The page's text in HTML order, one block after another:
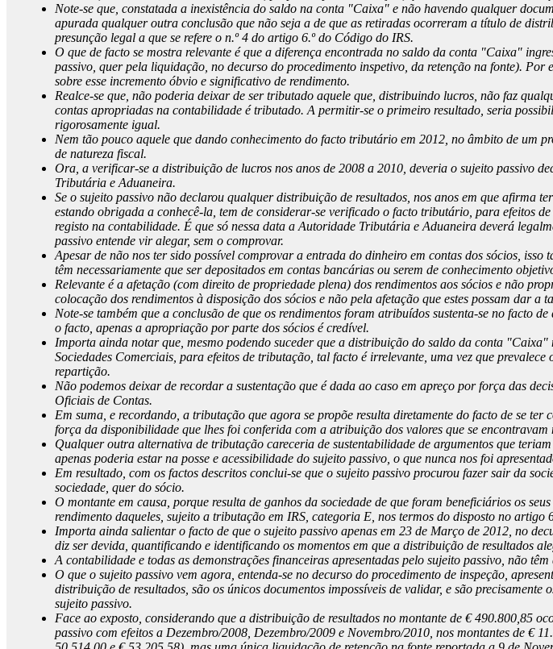
Note-se que, constatada a inexistência do saldo na conta "Caixa" e não havendo qualquer
apurada qualquer outra conclusão que não seja a de que as retiradas ocorreram a título de
presunção legal a que se refere o n.º 4 do artigo 6.º do Código do IRS.
O que de facto se mostra relevante é que a diferença encontrada no saldo da conta "Caixa"
passivo, quer pela liquidação, no decurso do procedimento inspetivo, da retenção na fonte).
sobre esse incremento óbvio e significativo de rendimento.
Realce-se que, não poderia deixar de ser tributado aquele que, distribuindo lucros, não faz
contas apropriadas na contabilidade é tributado. A permitir-se o primeiro resultado, seria
rigorosamente igual.
Nem tão pouco aquele que dando conhecimento do facto tributário em 2012, no âmbito de um
de natureza fiscal.
Ora, a verificar-se a distribuição de lucros nos anos de 2008 a 2010, deveria o sujeito passivo
Tributária e Aduaneira.
Se o sujeito passivo não declarou qualquer distribuição de resultados, nos anos em que afirma
estando obrigada a conhecê-la, tem de considerar-se verificado o facto tributário, para efeitos
registo na contabilidade. É que só nessa data a Autoridade Tributária e Aduaneira deverá
passivo entende vir alegar, sem o comprovar.
Apesar de não nos ter sido possível comprovar a entrada do dinheiro em contas dos sócios,
têm necessariamente que ser depositados em contas bancárias ou serem de conhecimento
Relevante é a afetação (com direito de propriedade plena) dos rendimentos aos sócios e não
colocação dos rendimentos à disposição dos sócios e não pela afetação que estes possam dar a
Note-se também que a conclusão de que os rendimentos foram atribuídos sustenta-se no
o facto, apenas a apropriação por parte dos sócios é credível.
Importa ainda notar que, mesmo podendo suceder que a distribuição do saldo da conta
Sociedades Comerciais, para efeitos de tributação, tal facto é irrelevante, uma vez que
repartição.
Não podemos deixar de recordar a sustentação que é dada ao caso em apreço por força das
Oficiais de Contas.
Em suma, e recordando, a tributação que agora se propõe resulta diretamente do facto de se
força da disponibilidade que lhes foi conferida com a atribuição dos valores que se
Qualquer outra alternativa de tributação careceria de sustentabilidade de argumentos que
apenas poderia estar na posse e acessibilidade do sujeito passivo, o que nunca nos foi
Em resultado, com os factos descritos conclui-se que o sujeito passivo procurou fazer sair da
sociedade, quer do sócio.
O montante em causa, porque resulta de ganhos da sociedade de que foram beneficiários os
rendimento daqueles, sujeito a tributação em IRS, categoria E, nos termos do disposto no artigo
Importa ainda salientar o facto de que o sujeito passivo apenas em 23 de Março de 2012, no
diz ser devida, quantificando e identificando os momentos em que a distribuição de resultados
A contabilidade e todas as demonstrações financeiras apresentadas pelo sujeito passivo, não
O que o sujeito passivo vem agora, entenda-se no decurso do procedimento de inspeção,
distribuição de resultados, são os únicos documentos impossíveis de validar, e são
sujeito passivo.
Face ao exposto, considerando que a distribuição de resultados no montante de € 490.800,85
passivo com efeitos a Dezembro/2008, Dezembro/2009 e Novembro/2010, nos montantes de €